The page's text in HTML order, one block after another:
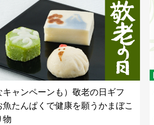
キャンペーンも）敬老の日ギフ
魚たんぱくで健康を願うかまぼこ
物